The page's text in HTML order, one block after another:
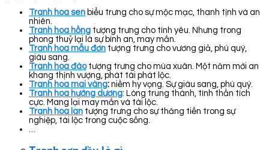
Tranh hoa sen biểu trưng cho sự mộc mạc, thanh tịnh và an
nhiên.
Tranh hoa hồng tượng trưng cho tình yêu. Nhưng trong
phong thuỷ lại là sự bình an, may mắn.
Tranh hoa mẫu đơn tượng trưng cho vương giả, phú quý,
giàu sang.
Tranh hoa đàotượng trưng cho mùa xuân. Một năm mới an
khang thịnh vượng, phát tài phát lộc.
Tranh hoa mai vàng: niềm hy vọng. Sự giàu sang, phú quý.
Tranh hoa hướng dương: Lòng trung thành, tình thần tích
cực. Mang lại may mắn và tài lộc.
Tranh hoa lan tượng trưng cho sự thăng tiến trong sự
nghiệp, tài lộc trong cuộc sống.
…